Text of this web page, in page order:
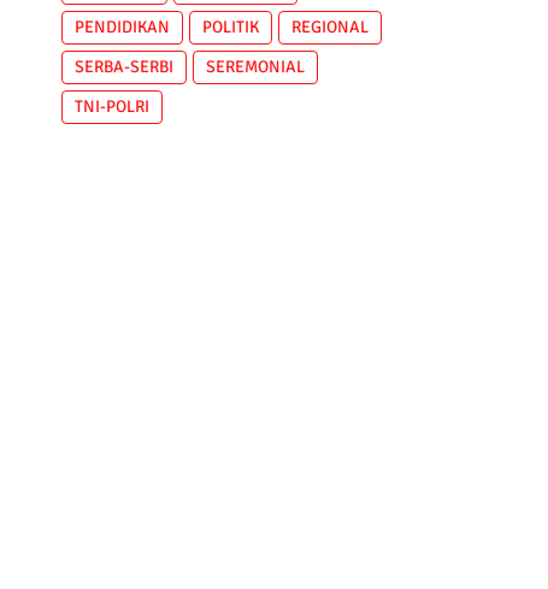
PENDIDIKAN
POLITIK
REGIONAL
SERBA-SERBI
SEREMONIAL
TNI-POLRI